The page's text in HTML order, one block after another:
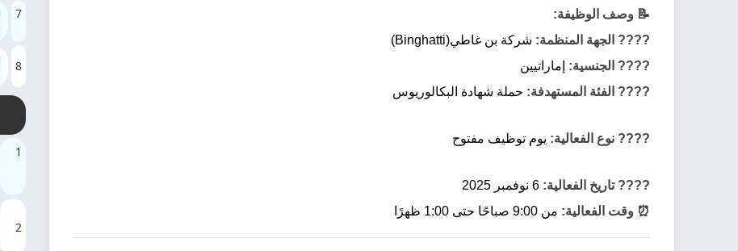
📝 وصف الوظيفة:
???? الجهة المنظمة: شركة بن غاطي(Binghatti)
???? الجنسية: إماراتيين
???? الفئة المستهدفة: حملة شهادة البكالوريوس
???? نوع الفعالية: يوم توظيف مفتوح
???? تاريخ الفعالية: 6 نوفمبر 2025
⏰ وقت الفعالية: من 9:00 صباحًا حتى 1:00 ظهرًا
7
8
1
2